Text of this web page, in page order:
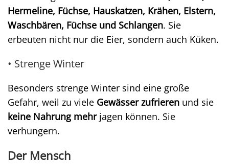
Hermeline, Füchse, Hauskatzen, Krähen, Elstern,
Waschbären, Füchse und Schlangen. Sie
erbeuten nicht nur die Eier, sondern auch Küken.
• Strenge Winter
Besonders strenge Winter sind eine große
Gefahr, weil zu viele Gewässer zufrieren und sie
keine Nahrung mehrjagen können. Sie
verhungern.
Der Mensch